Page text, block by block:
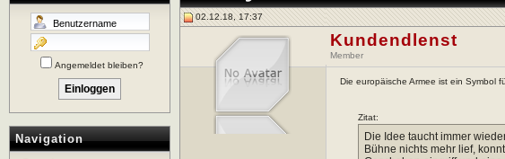
Angemeldet bleiben?
Navigation
02.12.18, 17:37
Kundendlenst
Member
Die europäische Armee ist ein Symbol
Zitat:
Die Idee taucht immer
Bühne nichts mehr lief,